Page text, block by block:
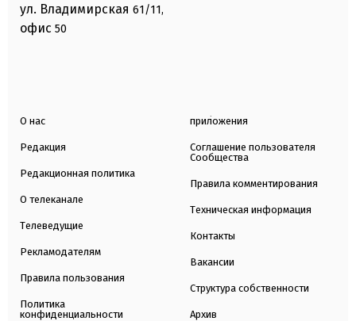
ул. Владимирская 61/11,
офис 50
О нас
Редакция
Редакционная политика
О телеканале
Телеведущие
Рекламодателям
Правила пользования
Политика
конфиденциальности
приложения
Соглашение пользователя
Сообщества
Правила комментирования
Техническая информация
Контакты
Вакансии
Структура собственности
Архив